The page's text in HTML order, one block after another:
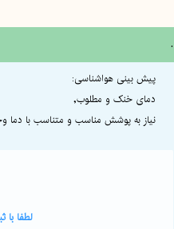
.
پیش بینی هواشناسی:
دمای خنک و مطلوب,
نیاز به پوشش مناسب و متناسب با دما
لطفا